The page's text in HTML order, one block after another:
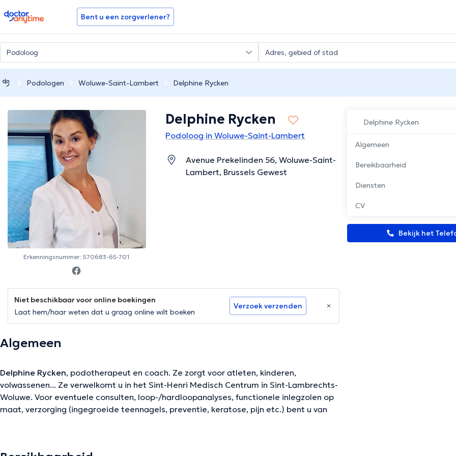
doctoranytime Bent u een zorgverlener?
Podologen Woluwe-Saint-Lambert Delphine Rycken
Delphine Rycken
Algemeen
Bereikbaarheid
Diensten
CV
Bekijk het
Erkenningsnummer: 570683-65-701
Delphine Rycken
Podoloog in Woluwe-Saint-Lambert
Avenue Prekelinden 56, Woluwe-Saint-
Lambert, Brussels Gewest
Niet beschikbaar voor online boekingen
Laat hem/haar weten dat u graag online wilt boeken
Verzoek verzenden
Algemeen
Delphine Rycken, podotherapeut en coach. Ze zorgt voor atleten, kinderen,
volwassenen... Ze verwelkomt u in het Sint-Henri Medisch Centrum in Sint-Lambrechts-
Woluwe. Voor eventuele consulten, loop-/hardloopanalyses, functionele inlegzolen op
maat, verzorging (ingegroeide teennagels, preventie, keratose, pijn etc.) bent u van